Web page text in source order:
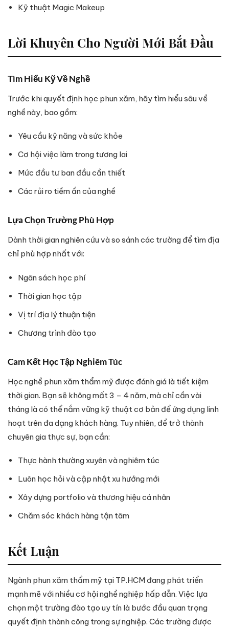
Kỹ thuật Magic Makeup
Lời Khuyên Cho Người Mới Bắt Đầu
Tìm Hiểu Kỹ Về Nghề
Trước khi quyết định học phun xăm, hãy tìm hiểu sâu về
nghề này, bao gồm:
Yêu cầu kỹ năng và sức khỏe
Cơ hội việc làm trong tương lai
Mức đầu tư ban đầu cần thiết
Các rủi ro tiềm ẩn của nghề
Lựa Chọn Trường Phù Hợp
Dành thời gian nghiên cứu và so sánh các trường để tìm địa
chỉ phù hợp nhất với:
Ngân sách học phí
Thời gian học tập
Vị trí địa lý thuận tiện
Chương trình đào tạo
Cam Kết Học Tập Nghiêm Túc
Học nghề phun xăm thẩm mỹ được đánh giá là tiết kiệm
thời gian. Bạn sẽ không mất 3 – 4 năm, mà chỉ cần vài
tháng là có thể nắm vững kỹ thuật cơ bản để ứng dụng linh
hoạt trên đa dạng khách hàng. Tuy nhiên, để trở thành
chuyên gia thực sự, bạn cần:
Thực hành thường xuyên và nghiêm túc
Luôn học hỏi và cập nhật xu hướng mới
Xây dựng portfolio và thương hiệu cá nhân
Chăm sóc khách hàng tận tâm
Kết Luận
Ngành phun xăm thẩm mỹ tại TP.HCM đang phát triển
mạnh mẽ với nhiều cơ hội nghề nghiệp hấp dẫn. Việc lựa
chọn một trường đào tạo uy tín là bước đầu quan trọng
quyết định thành công trong sự nghiệp. Các trường được